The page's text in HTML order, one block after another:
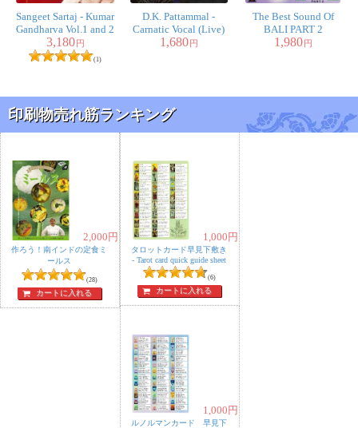
Sangeet Sartaj - Kumar
Gandharva Vol.1 and 2
3,180円
(1)
D.K. Pattammal -
Carnatic Vocal (Live)
1,680円
The Best Sound Of
BALI PART 2
1,980円
印刷物売れ筋ランキング
作ろう！南インドの定食ミ
ールス
2,000 円
(28)
カートに入れる
タロットカード早見下敷き
‐ Tarot card quick guide sheet
1,000 円
(6)
カートに入れる
ルノルマンカード 早見下
1,000 円